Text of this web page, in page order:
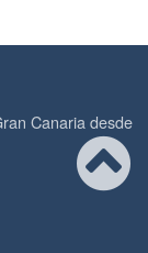
Canaria desde